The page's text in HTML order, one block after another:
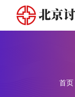
首页